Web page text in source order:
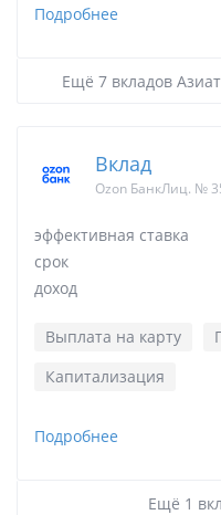
Подробнее
Ещё 7 вкладов
Вклад
Ozon БанкЛиц. №
эффективная ставка
срок
доход
Выплата на карту
Капитализация
Подробнее
Ещё 1